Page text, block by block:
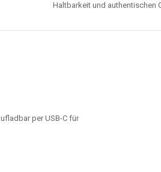
Haltbarkeit und authentischen
per USB-C für